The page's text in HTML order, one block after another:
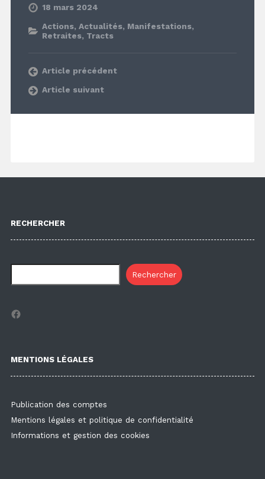
18 mars 2024
Actions, Actualités, Manifestations,
Retraites, Tracts
Article précédent
Article suivant
RECHERCHER
Rechercher
Facebook
MENTIONS LÉGALES
Publication des comptes
Mentions légales et politique de confidentialité
Informations et gestion des cookies